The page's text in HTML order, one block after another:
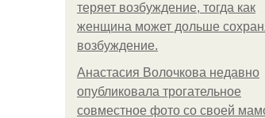
теряет возбуждение, тогда как
женщина может дольше
возбуждение.
Анастасия Волочкова недавно
опубликовала трогательное
совместное фото со своей